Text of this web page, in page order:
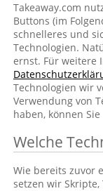
Takeaway.com
Buttons (im
schnelleres und
Technologien.
ernst. Für weitere
Technologien wir
Verwendung von
haben, können
Welche
Wie bereits zuvor
setzen wir